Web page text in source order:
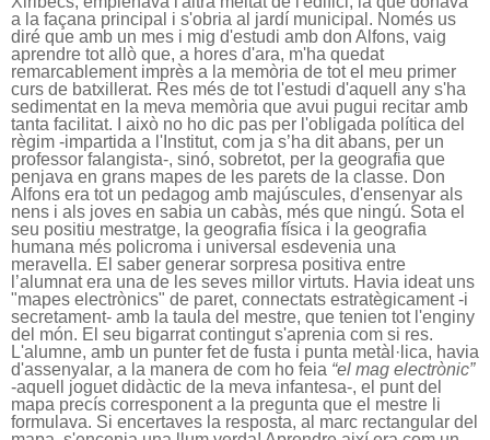
a la façana principal i s'obria al jardí municipal. Només us
diré que amb un mes i mig d'estudi amb don Alfons, vaig
aprendre tot allò que, a hores d'ara, m'ha quedat
remarcablement imprès a la memòria de tot el meu primer
curs de batxillerat. Res més de tot l'estudi d'aquell any s'ha
sedimentat en la meva memòria que avui pugui recitar amb
tanta facilitat. I això no ho dic pas per l'obligada política del
règim -impartida a l'Institut, com ja s’ha dit abans, per un
professor falangista-, sinó, sobretot, per la geografia que
penjava en grans mapes de les parets de la classe. Don
Alfons era tot un pedagog amb majúscules, d'ensenyar als
nens i als joves en sabia un cabàs, més que ningú. Sota el
seu positiu mestratge, la geografia física i la geografia
humana més policroma i universal esdevenia una
meravella. El saber generar sorpresa positiva entre
l’alumnat era una de les seves millor virtuts. Havia ideat uns
"mapes electrònics" de paret, connectats estratègicament -i
secretament- amb la taula del mestre, que tenien tot l'enginy
del món. El seu bigarrat contingut s'aprenia com si res.
L'alumne, amb un punter fet de fusta i punta metàl·lica, havia
d'assenyalar, a la manera de com ho feia “el mag electrònic”
-aquell joguet didàctic de la meva infantesa-, el punt del
mapa precís corresponent a la pregunta que el mestre li
formulava. Si encertaves la resposta, al marc rectangular del